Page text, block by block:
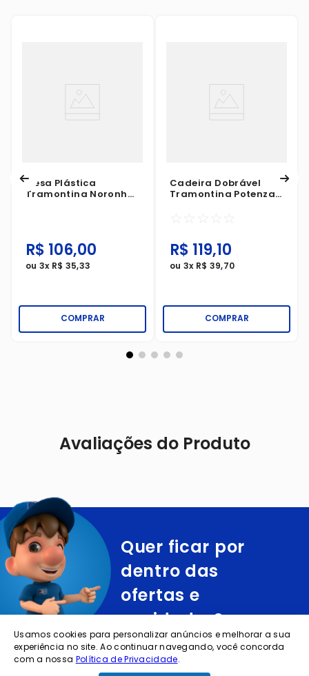
Mesa Plástica
Tramontina Noronha
R$ 106,00
ou 3x R$ 35,33
COMPRAR
Cadeira Dobrável
Tramontina Potenza
Assento Marrom
☆ ☆ ☆ ☆ ☆
R$ 119,10
ou 3x R$ 39,70
COMPRAR
Avaliações do Produto
Quer ficar por
dentro das
ofertas e
novidades?
cadastre o seu e-mail abaixo para receber ofertas exclusivas
Usamos cookies para personalizar anúncios e melhorar a sua
experiência no site. Ao continuar navegando, você concorda
com a nossa Política de Privacidade.